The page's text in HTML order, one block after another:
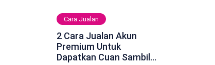
Cara Jualan
2 Cara Jualan Akun
Premium Untuk
Dapatkan Cuan Sambil